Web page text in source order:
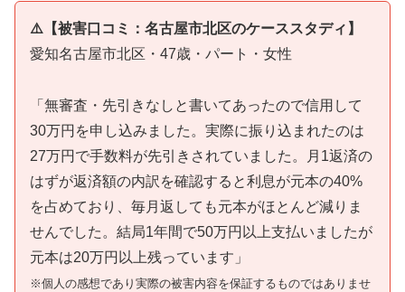
⚠️【被害口コミ：名古屋市北区のケーススタディ】
愛知名古屋市北区・47歳・パート・女性
「無審査・先引きなしと書いてあったので信用して
30万円を申し込みました。実際に振り込まれたのは
27万円で手数料が先引きされていました。月1返済の
はずが返済額の内訳を確認すると利息が元本の40%
を占めており、毎月返しても元本がほとんど減りま
せんでした。結局1年間で50万円以上支払いましたが
元本は20万円以上残っています」
※個人の感想であり実際の被害内容を保証するものではありませ